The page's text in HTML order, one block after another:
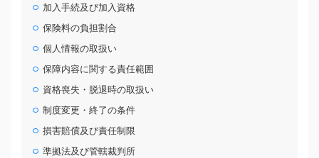
加入手続及び加入資格
保険料の負担割合
個人情報の取扱い
保障内容に関する責任範囲
資格喪失・脱退時の取扱い
制度変更・終了の条件
損害賠償及び責任制限
準拠法及び管轄裁判所